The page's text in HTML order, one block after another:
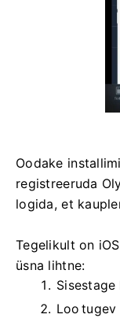
Oodake
registreeruda
logida, et
Tegelikult on
üsna lihtne:
Sisestage
Loo tugev